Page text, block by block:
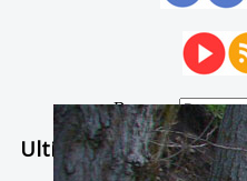
Buscar...
Ultimas Noticias